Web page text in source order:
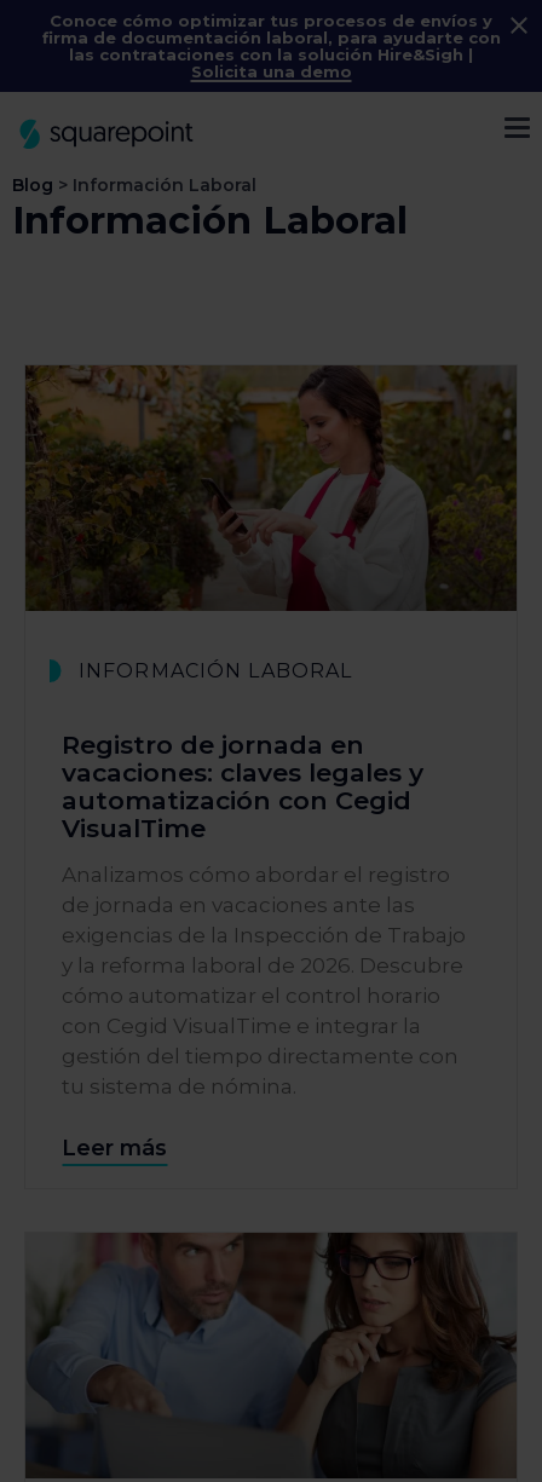
Conoce cómo optimizar tus procesos de envíos y
firma de documentación laboral, para ayudarte con
las contrataciones con la solución Hire&Sigh |
Solicita una demo
Blog > Información Laboral
Información Laboral
INFORMACIÓN LABORAL
Registro de jornada en
vacaciones: claves legales y
automatización con Cegid
VisualTime
Analizamos cómo abordar el registro
de jornada en vacaciones ante las
exigencias de la Inspección de Trabajo
y la reforma laboral de 2026. Descubre
cómo automatizar el control horario
con Cegid VisualTime e integrar la
gestión del tiempo directamente con
tu sistema de nómina.
Leer más